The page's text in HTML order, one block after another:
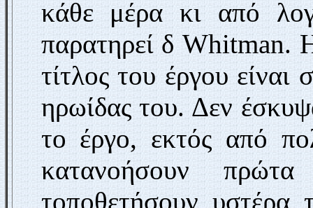
κάθε μέρα κι από
παρατηρεί δWhitman.
τίτλος του έργου
ηρωίδας του. Δεν
το έργο, εκτός από
κατανοήσουν
τοποθετήσουν